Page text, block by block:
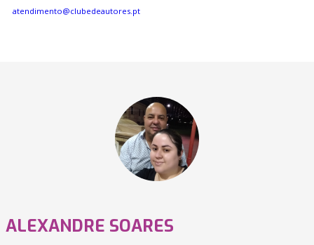
atendimento@clubedeautores.pt
ALEXANDRE SOARES